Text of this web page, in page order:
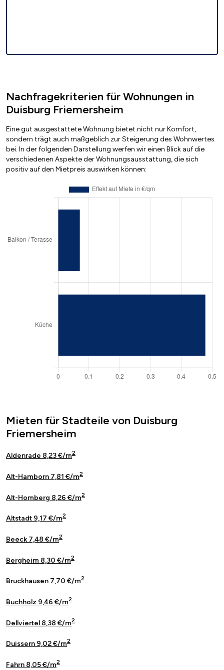
Nachfragekriterien für Wohnungen in
Duisburg Friemersheim
Eine gut ausgestattete Wohnung bietet nicht nur Komfort,
sondern trägt auch maßgeblich zur Steigerung des Wohnwertes
bei. In der folgenden Darstellung werfen wir einen Blick auf die
verschiedenen Aspekte der Wohnungsausstattung, die sich
positiv auf den Mietpreis auswirken können:
Mieten für Stadteile von Duisburg
Friemersheim
Aldenrade 8,23 €/m2
Alt-Hamborn 7,81 €/m2
Alt-Homberg 8,26 €/m2
Altstadt 9,17 €/m2
Beeck 7,48 €/m2
Bergheim 8,30 €/m2
Bruckhausen 7,70 €/m2
Buchholz 9,46 €/m2
Dellviertel 8,38 €/m2
Duissern 9,02 €/m2
Fahrn 8,05 €/m2